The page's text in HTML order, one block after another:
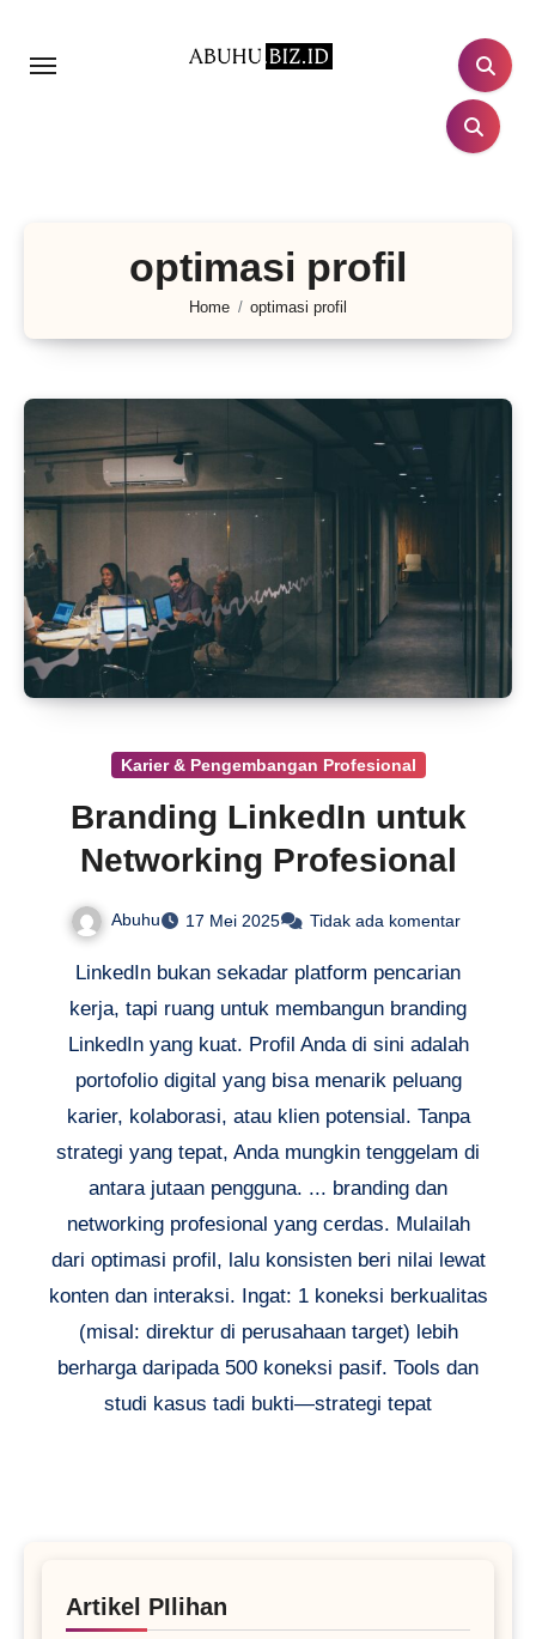
optimasi profil
Home optimasi profil
Karier & Pengembangan Profesional
Branding LinkedIn untuk
Networking Profesional
Abuhu 17 Mei 2025 Tidak ada komentar
LinkedIn bukan sekadar platform pencarian
kerja, tapi ruang untuk membangun branding
LinkedIn yang kuat. Profil Anda di sini adalah
portofolio digital yang bisa menarik peluang
karier, kolaborasi, atau klien potensial. Tanpa
strategi yang tepat, Anda mungkin tenggelam di
antara jutaan pengguna. ... branding dan
networking profesional yang cerdas. Mulailah
dari optimasi profil, lalu konsisten beri nilai lewat
konten dan interaksi. Ingat: 1 koneksi berkualitas
(misal: direktur di perusahaan target) lebih
berharga daripada 500 koneksi pasif. Tools dan
studi kasus tadi bukti—strategi tepat
Artikel PIlihan